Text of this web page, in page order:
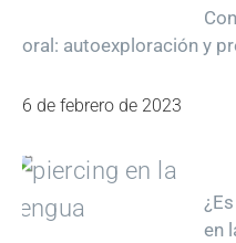
oral: autoexploración y
6 de febrero de 2023
en